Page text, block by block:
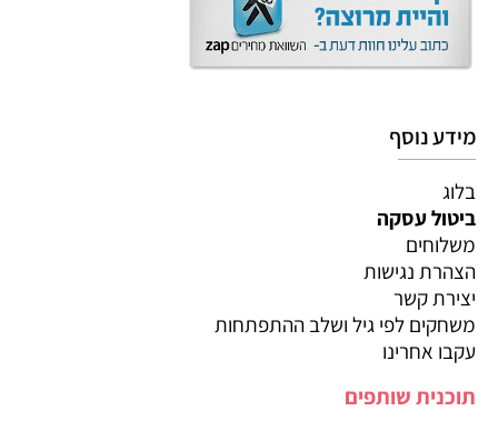
מידע נוסף
בלוג
ביטול עסקה
משלוחים
הצהרת נגישות
יצירת קשר
משחקים לפי גיל ושלב ההתפתחות
עקבו אחרינו
תוכנית שותפים